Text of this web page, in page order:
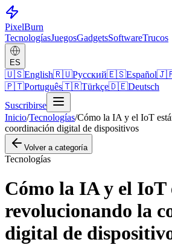
PixelBurn
TecnologíasJuegosGadgetsSoftwareTrucos
ES
🇺🇸English🇷🇺Русский🇪🇸Español
🇵🇹Português🇹🇷Türkçe🇩🇪Deutsch
Suscribirse
Inicio/Tecnologías/Cómo la IA y el IoT
coordinación digital de dispositivos
Volver a categoría
Tecnologías
Cómo la IA y el IoT
revolucionando la
digital de